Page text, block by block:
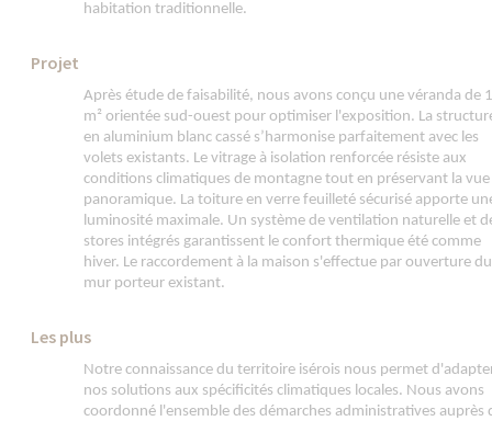
habitation traditionnelle.
Projet
Après étude de faisabilité, nous avons conçu une véranda de
m² orientée sud-ouest pour optimiser l'exposition. La
en aluminium blanc cassé s’harmonise parfaitement avec les
volets existants. Le vitrage à isolation renforcée résiste aux
conditions climatiques de montagne tout en préservant la vue
panoramique. La toiture en verre feuilleté sécurisé apporte
luminosité maximale. Un système de ventilation naturelle et
stores intégrés garantissent le confort thermique été comme
hiver. Le raccordement à la maison s'effectue par ouverture du
mur porteur existant.
Les plus
Notre connaissance du territoire isérois nous permet
nos solutions aux spécificités climatiques locales. Nous avons
coordonné l'ensemble des démarches administratives auprès